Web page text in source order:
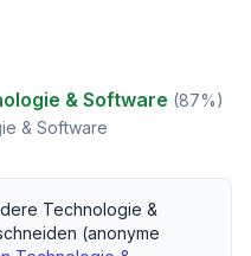
& Software (87%)
& Software
Technologie &
(anonyme